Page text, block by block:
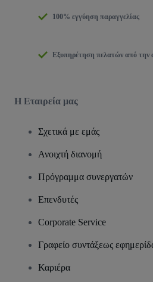
100% εγγύηση παραγγελίας
Εξυπηρέτηση πελατών από την
Η Εταιρεία μας
Σχετικά με εμάς
Ανοιχτή διανομή
Πρόγραμμα συνεργατών
Επενδυτές
Corporate Service
Γραφείο συντάξεως
Καριέρα